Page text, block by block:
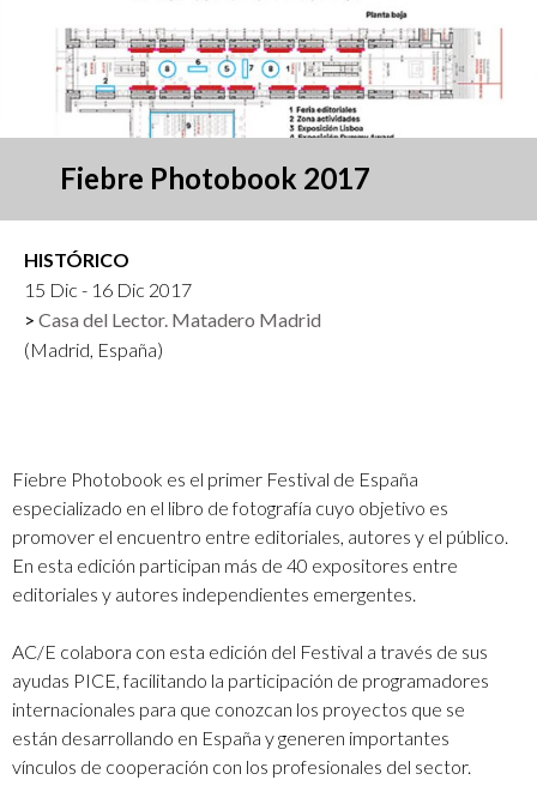
Fiebre Photobook 2017
HISTÓRICO
15 Dic - 16 Dic 2017
Casa del Lector. Matadero Madrid
(Madrid, España)
Fiebre Photobook es el primer Festival de España
especializado en el libro de fotografía cuyo objetivo es
promover el encuentro entre editoriales, autores y el público.
En esta edición participan más de 40 expositores entre
editoriales y autores independientes emergentes.
AC/E colabora con esta edición del Festival a través de sus
ayudas PICE, facilitando la participación de programadores
internacionales para que conozcan los proyectos que se
están desarrollando en España y generen importantes
vínculos de cooperación con los profesionales del sector.